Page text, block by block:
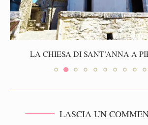
LA CHIESA DI SANT’ANNA A
LASCIA UN